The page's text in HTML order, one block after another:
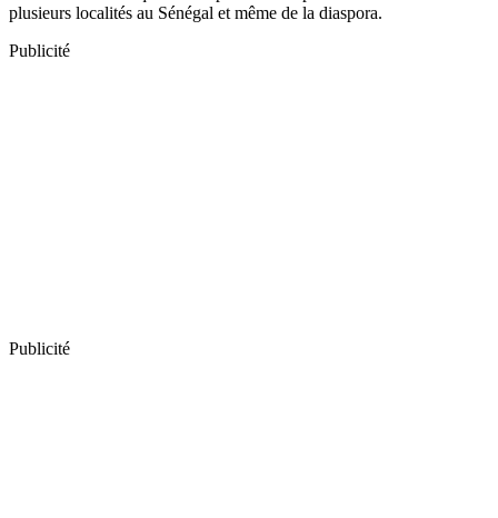
plusieurs localités au Sénégal et même de la diaspora.
Publicité
Publicité